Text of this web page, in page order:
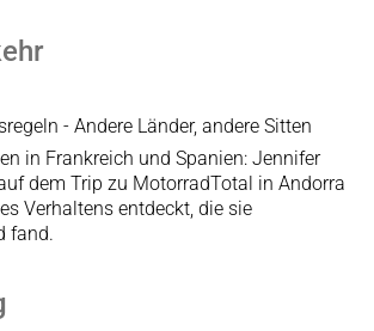
- Andere Länder, andere Sitten
in Frankreich und Spanien: Jennifer
dem Trip zu MotorradTotal in Andorra
Verhaltens entdeckt, die sie
fand.